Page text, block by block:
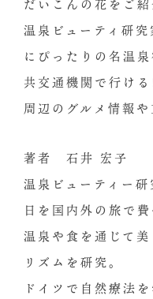
だいこんの花をご
温泉ビューティ研
にぴったりの名温
共交通機関で行け
周辺のグルメ情報
著者 石井 宏子
温泉ビューティー
日を国内外の旅で費
温泉や食を通じて
リズムを研究。
ドイツで自然療法